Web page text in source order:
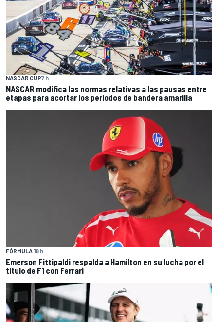
NASCAR CUP7 h
NASCAR modifica las normas relativas a las pausas entre
etapas para acortar los periodos de bandera amarilla
FÓRMULA 18 h
Emerson Fittipaldi respalda a Hamilton en su lucha por el
título de F1 con Ferrari